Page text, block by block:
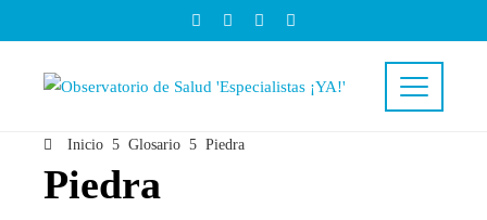
Inicio Glosario Piedra
Piedra